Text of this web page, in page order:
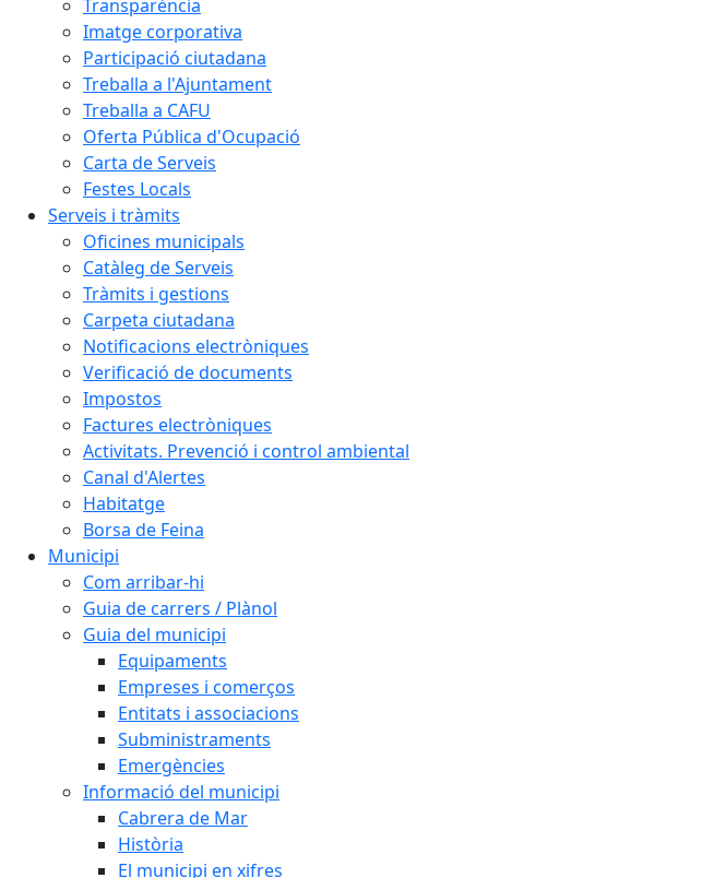
Transparència
Imatge corporativa
Participació ciutadana
Treballa a l'Ajuntament
Treballa a CAFU
Oferta Pública d'Ocupació
Carta de Serveis
Festes Locals
Serveis i tràmits
Oficines municipals
Catàleg de Serveis
Tràmits i gestions
Carpeta ciutadana
Notificacions electròniques
Verificació de documents
Impostos
Factures electròniques
Activitats. Prevenció i control ambiental
Canal d'Alertes
Habitatge
Borsa de Feina
Municipi
Com arribar-hi
Guia de carrers / Plànol
Guia del municipi
Equipaments
Empreses i comerços
Entitats i associacions
Subministraments
Emergències
Informació del municipi
Cabrera de Mar
Història
El municipi en xifres